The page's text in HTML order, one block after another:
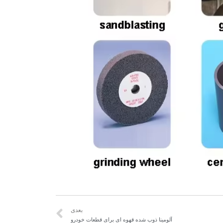
بعدی
آلومینا ذوب شده قهوه ای برای قطعات خودرو